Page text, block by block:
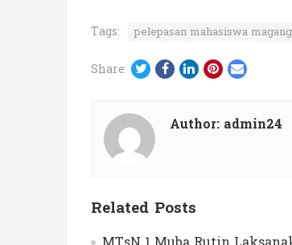
Tags: pelepasan mahasiswa magang
Share: Twitter
Facebook
LinkedIn
Pinterest
Email
Author: admin24
Related Posts